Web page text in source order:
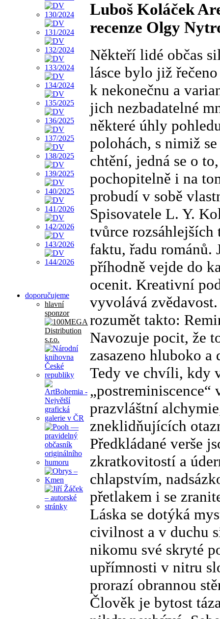
doporučujeme
hlavní
sponzor
Luboš Koláček
recenze Olgy
Někteří lidé občas
lásce bylo již
k nekonečnu a
jich nezbadatelné
některé úhly
polohách, s nimiž
chtění, jedná se o
pochopitelně i na
probudí v sobě
Spisovatele L. Y.
tvůrce
faktu, řadu románů.
příhodně vejde do
ocenit. Kreativní
vyvolává
rozumět takto:
Navozuje pocit, že
zasazeno hluboko
Tedy ve chvíli, kdy
prazvláštní
zneklidňujících
Předkládané verše
zkratkovitostí a
chlapstvím,
přetlakem i se
Láska se dotýká
civilnost a v duchu
nikomu své skryté
upřímnosti v nitru
prorazí obrannou
Člověk je bytost